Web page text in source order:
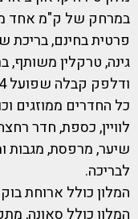
במרחק של ק"מ אחד
פרטית בחינם, בריכת
גינה, טרקלין משותף,
ודלפק קבלה שפועל 24 שעות ביממה.
כל החדרים ממוזגים
לוויין, כספת, חדר
שיער, מרפסת, מגבות
לבריכה.
המלון כולל ארוחת
המלון כולל סאונה,